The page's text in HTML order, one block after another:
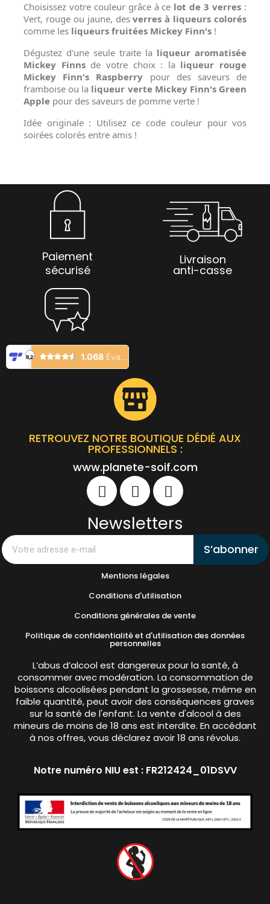
Choisissez votre couleur grâce à ce lot de 3 verres :
Vert, rouge ou jaune, desverres à liqueurs colorés
comme les liqueurs fruitées Mickey Finn's !
Dégustez d'une seule traite la liqueur aromatisée
Mickey Finnsde votre choix : laliqueur rouge
Mickey Finn's Raspberry pour des saveurs de
framboise ou la liqueur verte Mickey Finn's Green
Apple pour des saveurs de pomme verte !
Idée originale : Utilisez ce code couleur pour vos
soirées colorés entre amis !
Paiement
sécurisé
Livraison
anti-casse
RETROUVEZ NOTRE BOUTIQUE DÉDIÉ AUX
PROFESSIONNELS :
www.planete-soif.com
Newsletters
S’abonner
Mentions légales
Conditions d'utilisation
Conditions générales de vente
Politique de confidentialité et d'utilisation des données
personnelles
L’abus d’alcool est dangereux pour la santé, à
consommer avec modération. La consommation de
boissons alcoolisées pendant la grossesse, même en
faible quantité, peut avoir des conséquences graves
sur la santé de l'enfant. La vente d'alcool à des
mineurs de moins de 18 ans est interdite. En accédant
à nos offres, vous déclarez avoir 18 ans révolus.
Notre numéro NIU est : FR212424_01DSVV